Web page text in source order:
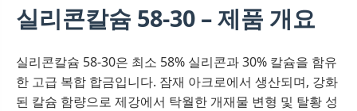
실리콘칼슘 58-30 – 제품 개요
실리콘칼슘 58-30은 최소 58% 실리콘과 30% 칼슘을 함유
한 고급 복합 합금입니다. 잠재 아크로에서 생산되며, 강화
된 칼슘 함량으로 제강에서 탁월한 개재물 변형 및 탈황 성